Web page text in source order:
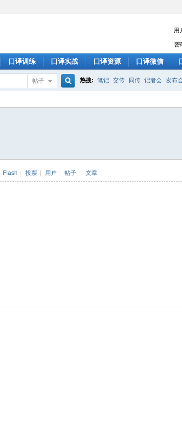
用
密
口译训练 口译实战 口译资源 口译微信
帖子 热搜: 笔记 交传 同传 记者会 发布
Flash 投票 用户 帖子 文章